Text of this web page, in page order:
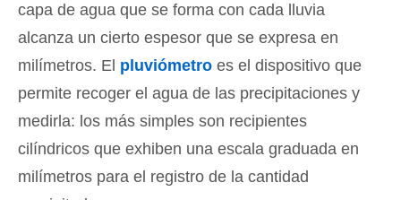
capa de agua que se forma con cada lluvia
alcanza un cierto espesor que se expresa en
milímetros. El pluviómetro es el dispositivo que
permite recoger el agua de las precipitaciones y
medirla: los más simples son recipientes
cilíndricos que exhiben una escala graduada en
milímetros para el registro de la cantidad